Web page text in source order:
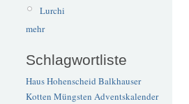
Lurchi
mehr
Schlagwortliste
Haus Hohenscheid Balkhauser
Kotten Müngsten Adventskalender